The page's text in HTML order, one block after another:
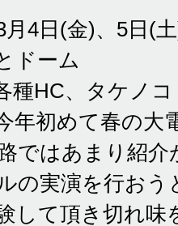
月4日(金)、5日(
ドーム
種HC、タケノ
年初めて春の
ではあまり紹
の実演を行お
して頂き切れ味